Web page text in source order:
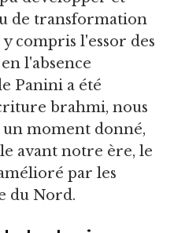
de transformation
compris l'essor des
l'absence
Panini a été
brahmi, nous
moment donné,
avant notre ère, le
par les
du Nord.